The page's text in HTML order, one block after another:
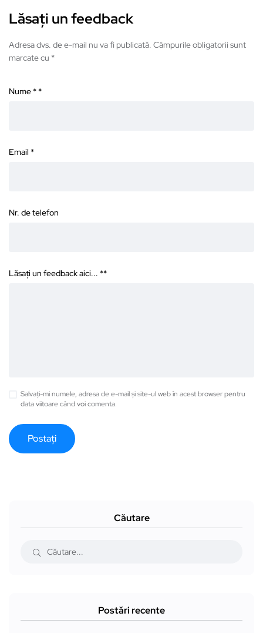
Lăsați un feedback
Adresa dvs. de e-mail nu va fi publicată. Câmpurile obligatorii sunt
marcate cu *
Nume * *
Email *
Nr. de telefon
Lăsați un feedback aici... **
Salvați-mi numele, adresa de e-mail și site-ul web în acest browser pentru
data viitoare când voi comenta.
Căutare
Postări recente